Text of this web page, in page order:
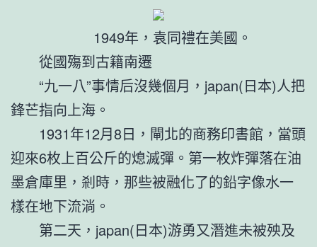
1949年，袁同禮在美國。
從國殤到古籍南遷
“九一八”事情后沒幾個月，japan(日本)人把
鋒芒指向上海。
1931年12月8日，閘北的商務印書館，當頭
迎來6枚上百公斤的熄滅彈。第一枚炸彈落在油
墨倉庫里，剎時，那些被融化了的鉛字像水一
樣在地下流淌。
第二天，japan(日本)游勇又潛進未被殃及